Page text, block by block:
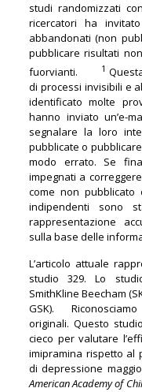
studi randomizzati
ricercatori ha
abbandonati (non
pubblicare risultati
fuorvianti.
1
di processi invisibili e
identificato molte
hanno inviato un’e-
segnalare la loro
pubblicate o
modo errato. Se
impegnati a
come non
indipendenti sono
rappresentazione
sulla base delle
L’articolo attuale
studio 329. Lo
SmithKline Beecham
GSK).
originali. Questo
cieco per valutare
imipramina rispetto al
di depressione
American Academy of